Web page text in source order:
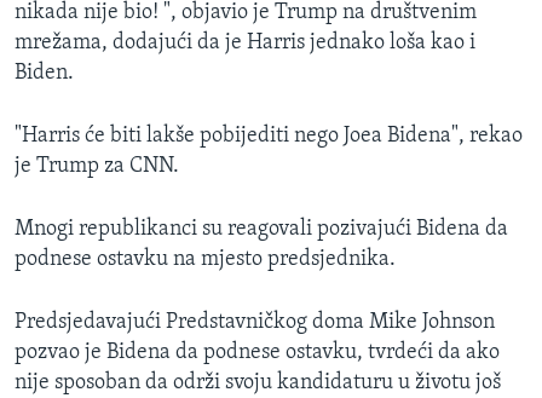
nikada nije bio! ", objavio je Trump na društvenim
mrežama, dodajući da je Harris jednako loša kao i
Biden.
"Harris će biti lakše pobijediti nego Joea Bidena", rekao
je Trump za CNN.
Mnogi republikanci su reagovali pozivajući Bidena da
podnese ostavku na mjesto predsjednika.
Predsjedavajući Predstavničkog doma Mike Johnson
pozvao je Bidena da podnese ostavku, tvrdeći da ako
nije sposoban da održi svoju kandidaturu u životu još